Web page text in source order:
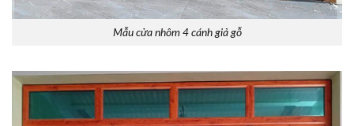
Mẫu cửa nhôm 4 cánh giả gỗ